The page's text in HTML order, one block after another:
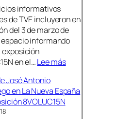
s
c
u
e
a
e
N
u
v
a
E
s
p
a
a
:
n
informativos
de TVE incluyeron en
del 3 de marzo de
espacio informando
exposición
en el…Lee más:
p
o
José Antonio
en La Nueva España
8VOLUC15N